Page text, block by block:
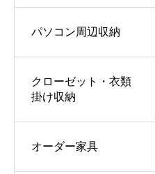
パソコン周辺収納
クローゼット・衣類
掛け収納
オーダー家具